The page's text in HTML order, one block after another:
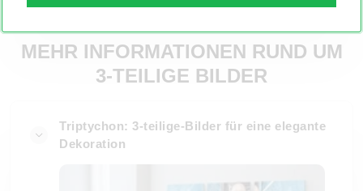
MEHR INFORMATIONEN RUND UM
3-TEILIGE BILDER
Triptychon: 3-teilige-Bilder für eine elegante
Dekoration